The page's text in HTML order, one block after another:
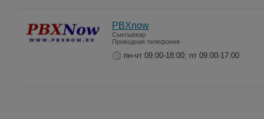
PBXnow
Сыктывкар
Проводная телефония
пн-чт 09:00-18:00; пт 09:00-17:00